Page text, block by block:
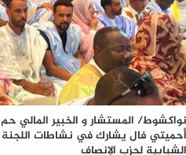
نواكشوط/ المستشار و الخبير المالي حم
أحميتي فال يشارك في نشاطات اللجنة
الشبابية لحزب الإنصاف